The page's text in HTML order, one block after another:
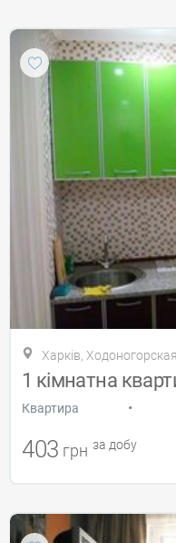
Харків,
1 кімнатна
Квартира •
403 грн за добу